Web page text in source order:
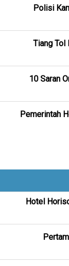
Polisi
Tiang Tol
10 Saran
Pemerintah
Hotel